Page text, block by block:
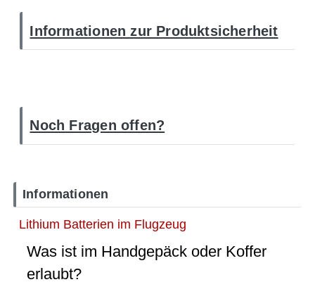
Informationen zur Produktsicherheit
Noch Fragen offen?
Informationen
Lithium Batterien im Flugzeug
Was ist im Handgepäck oder Koffer
erlaubt?